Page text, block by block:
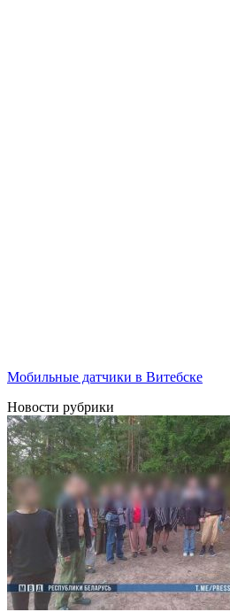
Мобильные датчики в Витебске
Новости рубрики